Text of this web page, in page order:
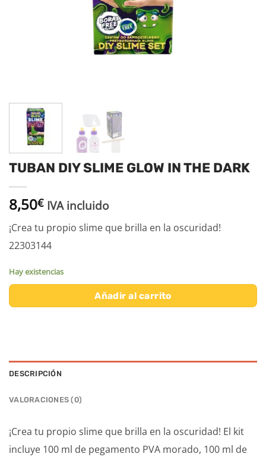
TUBAN DIY SLIME GLOW IN THE DARK
8,50€ IVA incluido
¡Crea tu propio slime que brilla en la oscuridad!
22303144
Hay existencias
Añadir al carrito
DESCRIPCIÓN
VALORACIONES (0)
¡Crea tu propio slime que brilla en la oscuridad! El kit
incluye 100 ml de pegamento PVA morado, 100 ml de